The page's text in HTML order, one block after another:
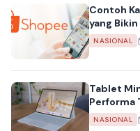
Contoh
yang
NASIONAL
Tablet
Performa
NASIONAL